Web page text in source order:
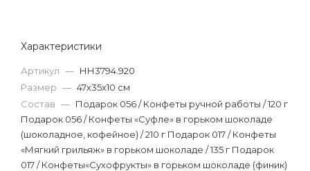
Характеристики
Артикул — НН3794.920
Размер — 47х35х10 см
Состав — Подарок 056 / Конфеты ручной работы / 120 г
Подарок 056 / Конфеты «Суфле» в горьком шоколаде
(шоколадное, кофейное) / 210 г Подарок 017 / Конфеты
«Мягкий грильяж» в горьком шоколаде / 135 г Подарок
017 / Конфеты«Сухофрукты» в горьком шоколаде (финик)